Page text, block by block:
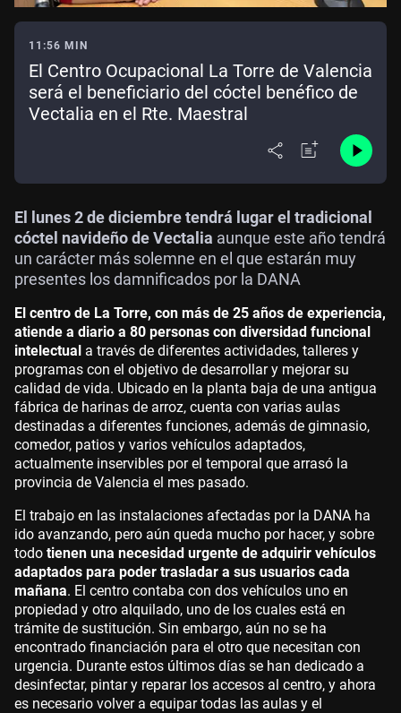
11:56 MIN
El Centro Ocupacional La Torre de Valencia
será el beneficiario del cóctel benéfico de
Vectalia en el Rte. Maestral
El lunes 2 de diciembre tendrá lugar el tradicional
cóctel navideño de Vectalia aunque este año tendrá
un carácter más solemne en el que estarán muy
presentes los damnificados por la DANA
El centro de La Torre, con más de 25 años de experiencia,
atiende a diario a 80 personas con diversidad funcional
intelectual a través de diferentes actividades, talleres y
programas con el objetivo de desarrollar y mejorar su
calidad de vida. Ubicado en la planta baja de una antigua
fábrica de harinas de arroz, cuenta con varias aulas
destinadas a diferentes funciones, además de gimnasio,
comedor, patios y varios vehículos adaptados,
actualmente inservibles por el temporal que arrasó la
provincia de Valencia el mes pasado.
El trabajo en las instalaciones afectadas por la DANA ha
ido avanzando, pero aún queda mucho por hacer, y sobre
todo tienen una necesidad urgente de adquirir vehículos
adaptados para poder trasladar a sus usuarios cada
mañana. El centro contaba con dos vehículos uno en
propiedad y otro alquilado, uno de los cuales está en
trámite de sustitución. Sin embargo, aún no se ha
encontrado financiación para el otro que necesitan con
urgencia. Durante estos últimos días se han dedicado a
desinfectar, pintar y reparar los accesos al centro, y ahora
es necesario volver a equipar todas las aulas y el